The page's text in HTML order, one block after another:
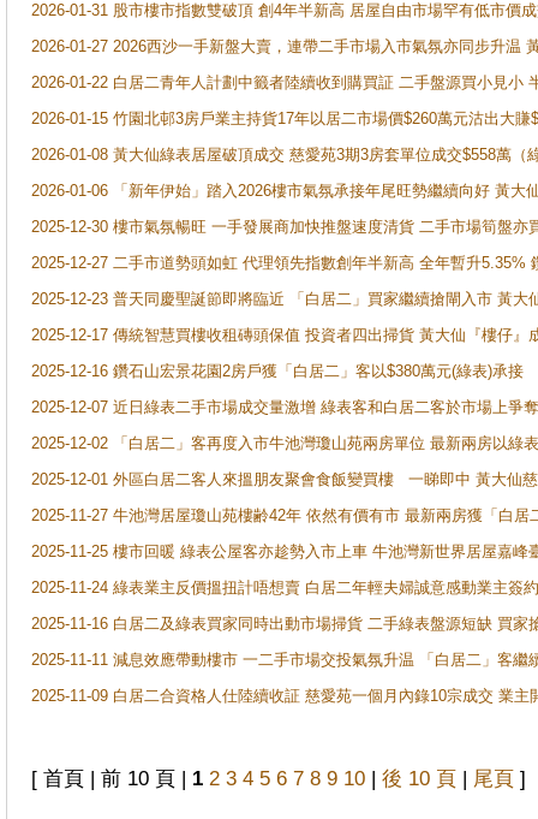
2026-01-31 股市樓市指數雙破頂 創4年半新高 居屋自由市場罕有低市價
2026-01-27 2026西沙一手新盤大賣，連帶二手市場入市氣氛亦同步升温
2026-01-22 白居二青年人計劃中籤者陸續收到購買証 二手盤源買小見小
2026-01-15 竹園北邨3房戶業主持貨17年以居二市場價$260萬元沽出大賺
2026-01-08 黃大仙綠表居屋破頂成交 慈愛苑3期3房套單位成交$558萬（
2026-01-06 「新年伊始」踏入2026樓市氣氛承接年尾旺勢繼續向好 黃
2025-12-30 樓市氣氛暢旺 一手發展商加快推盤速度清貨 二手市場筍盤
2025-12-27 二手市道勢頭如虹 代理領先指數創年半新高 全年暫升5.35%
2025-12-23 普天同慶聖誕節即將臨近 「白居二」買家繼續搶閘入市 黃
2025-12-17 傳統智慧買樓收租磚頭保值 投資者四出掃貨 黃大仙『樓仔
2025-12-16 鑽石山宏景花園2房戶獲「白居二」客以$380萬元(綠表)承接
2025-12-07 近日綠表二手市場成交量激增 綠表客和白居二客於市場上
2025-12-02 「白居二」客再度入市牛池灣瓊山苑兩房單位 最新兩房以綠
2025-12-01 外區白居二客人來搵朋友聚會食飯變買樓 一睇即中 黃大仙
2025-11-27 牛池灣居屋瓊山苑樓齢42年 依然有價有市 最新兩房獲「白居
2025-11-25 樓市回暖 綠表公屋客亦趁勢入市上車 牛池灣新世界居屋嘉峰
2025-11-24 綠表業主反價搵扭計唔想賣 白居二年輕夫婦誠意感動業主簽
2025-11-16 白居二及綠表買家同時出動市場掃貨 二手綠表盤源短缺 買
2025-11-11 減息效應帶動樓市 一二手市場交投氣氛升温 「白居二」客
2025-11-09 白居二合資格人仕陸續收証 慈愛苑一個月內錄10宗成交 業
[ 首頁 | 前 10 頁 | 1 2 3 4 5 6 7 8 9 10 | 後 10 頁 | 尾頁 ]